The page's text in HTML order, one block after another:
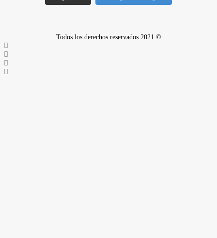
Todos los derechos reservados 2021 ©